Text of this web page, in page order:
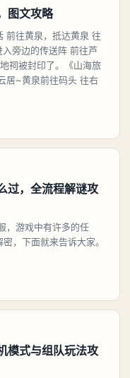
图文攻略
前往黄泉，抵达黄泉 往
旁边的传送阵 前往芦
祠被封印了。《山海旅
居~黄泉前往码头 往右
过，全流程解谜攻
，游戏中有许多的任
，下面就来告诉大家。
模式与组队玩法攻